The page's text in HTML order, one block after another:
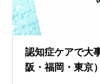
認知症ケアで大
阪・福岡・東京）